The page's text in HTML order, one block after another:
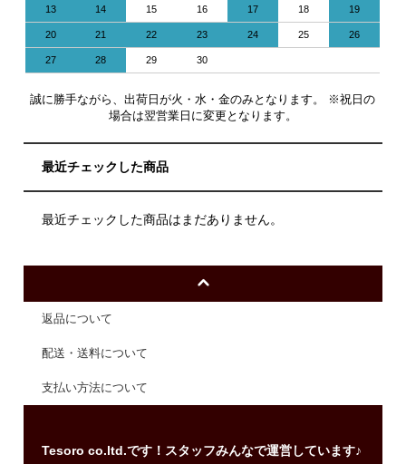
13 14 15 16 17 18 19
20 21 22 23 24 25 26
27 28 29 30
誠に勝手ながら、出荷日が火・水・金のみとなります。 ※祝日の
場合は翌営業日に変更となります。
最近チェックした商品
最近チェックした商品はまだありません。
返品について
配送・送料について
支払い方法について
Tesoro co.ltd.です！スタッフみんなで運営しています♪